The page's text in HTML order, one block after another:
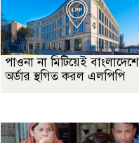
পাওনা না মিটিয়েই বাংলাদেশে
অর্ডার স্থগিত করল এলপিপি